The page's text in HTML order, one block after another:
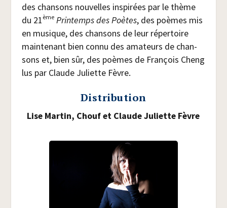
des chan­sons nou­velles ins­pi­rées par le thème
du 21 ème Prin­temps des Poètes, des poèmes mis
en musique, des chan­sons de leur réper­toire
main­te­nant bien connu des ama­teurs de chan­
sons et, bien sûr, des poèmes de Fran­çois Cheng
lus par Claude Juliette Fèvre.
Distribution
Lise Mar­tin, Chouf et Claude Juliette Fèvre